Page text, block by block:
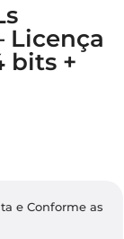
Licença
bits +
e Conforme as